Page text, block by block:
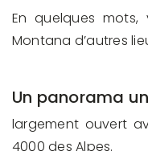
En quelques
Montana d’autres
Un panorama
largement ouvert
4000 des Alpes.